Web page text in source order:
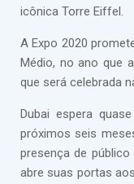
icônica Torre Eiffel.
A Expo 2020
Médio, no ano que
que será celebrada
Dubai espera
próximos seis
presença de
abre suas portas